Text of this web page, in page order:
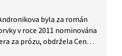
byla za román
v roce 2011 nominována
za prózu, obdržela Cenu